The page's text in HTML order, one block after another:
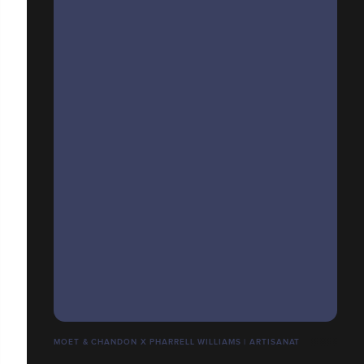
MOET & CHANDON X PHARRELL WILLIAMS | ARTISANAT